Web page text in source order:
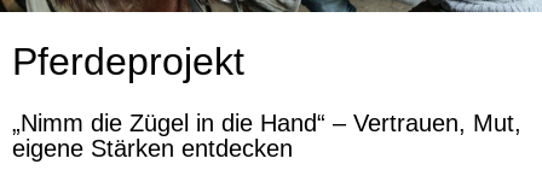
Pferdeprojekt
„Nimm die Zügel in die Hand“ – Vertrauen, Mut,
eigene Stärken entdecken